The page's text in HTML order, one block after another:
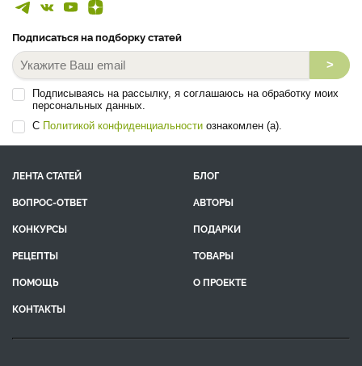
Подписаться на подборку статей
>
Подписываясь на рассылку, я соглашаюсь на обработку моих
персональных данных.
С Политикой конфиденциальности ознакомлен (а).
ЛЕНТА СТАТЕЙ
БЛОГ
ВОПРОС-ОТВЕТ
АВТОРЫ
КОНКУРСЫ
ПОДАРКИ
РЕЦЕПТЫ
ТОВАРЫ
ПОМОЩЬ
О ПРОЕКТЕ
КОНТАКТЫ